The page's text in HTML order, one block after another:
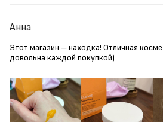
Анна
Этот магазин – находка! Отличная
довольна каждой покупкой)